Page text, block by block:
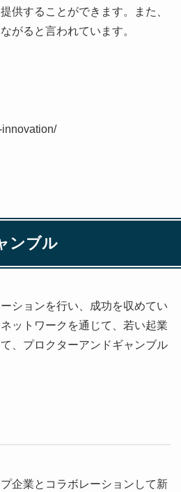
供することができます。また、
がると言われています。
ンブル
ションを行い、成功を収めてい
ットワークを通じて、若い起業
、プロクターアンドギャンブル
企業とコラボレーションして新